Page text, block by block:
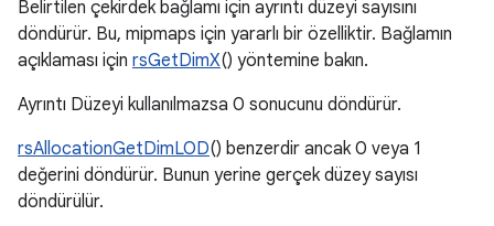
Belirtilen çekirdek bağlamı için ayrıntı düzeyi sayısını
döndürür. Bu, mipmaps için yararlı bir özelliktir. Bağlamın
açıklaması için rsGetDimX() yöntemine bakın.
Ayrıntı Düzeyi kullanılmazsa 0 sonucunu döndürür.
rsAllocationGetDimLOD() benzerdir ancak 0 veya 1
değerini döndürür. Bunun yerine gerçek düzey sayısı
döndürülür.